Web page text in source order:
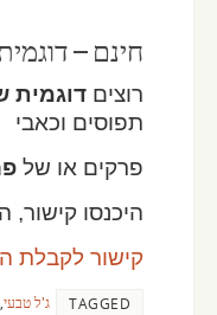
חינם –
רוצים דוגמית
תפוסים וכאבי
פרקים או של
היכנסו קישור,
קישור לקבלת
TAGGED ג'ל טבעי